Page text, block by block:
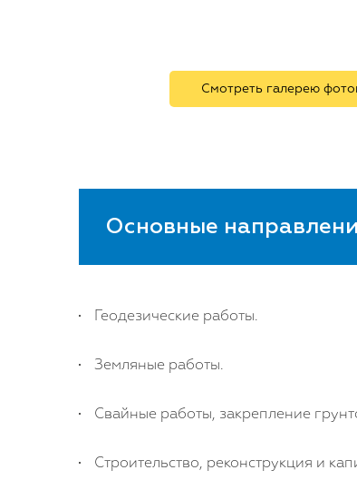
Смотреть галерею
Основные
Геодезические работы.
Земляные работы.
Свайные работы, закрепление
Строительство, реконструкция и